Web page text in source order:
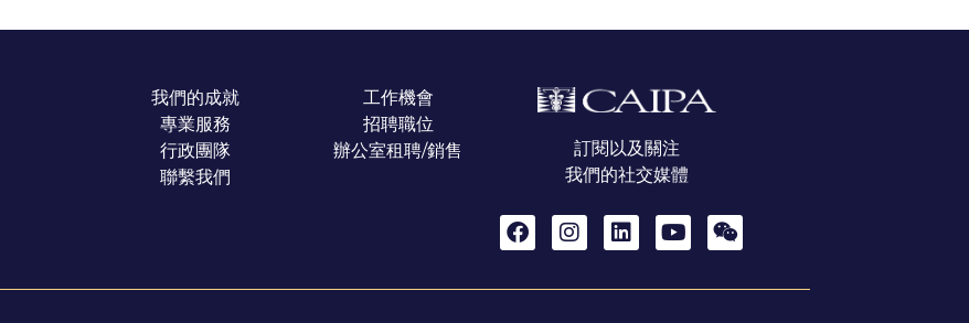
我們的成就
專業服務
行政團隊
聯繫我們
工作機會
招聘職位
辦公室租聘/銷售
訂閱以及關注
我們的社交媒體